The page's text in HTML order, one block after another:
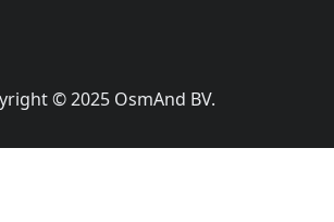
© 2025 OsmAnd BV.